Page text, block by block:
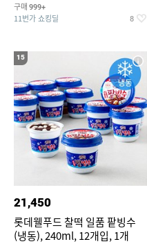
구매 999+
11번가 쇼킹딜 8
15
21,450
롯데웰푸드 찰떡 일품 팥빙수
(냉동), 240ml, 12개입, 1개